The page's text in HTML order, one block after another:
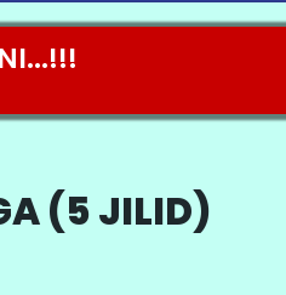
(5 JILID)